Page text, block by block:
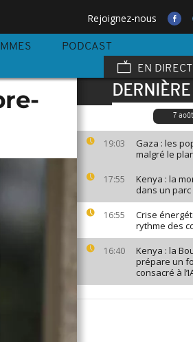
Rejoignez-nous
PODCAST
EN DIRECT
7
19:03
Gaza : les
malgré le
17:55
Kenya : la
dans un
16:55
Crise
rythme des
16:40
Kenya : la
prépare un
consacré à